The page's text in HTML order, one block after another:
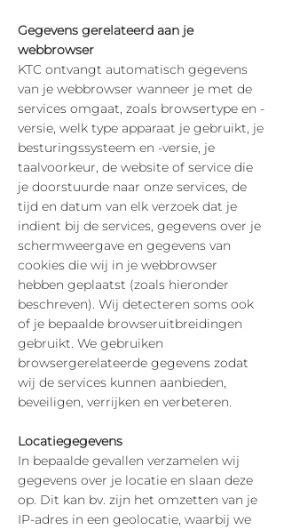
Gegevens gerelateerd aan je
webbrowser
KTC ontvangt automatisch gegevens
van je webbrowser wanneer je met de
services omgaat, zoals browsertype en -
versie, welk type apparaat je gebruikt, je
besturingssysteem en -versie, je
taalvoorkeur, de website of service die
je doorstuurde naar onze services, de
tijd en datum van elk verzoek dat je
indient bij de services, gegevens over je
schermweergave en gegevens van
cookies die wij in je webbrowser
hebben geplaatst (zoals hieronder
beschreven). Wij detecteren soms ook
of je bepaalde browseruitbreidingen
gebruikt. We gebruiken
browsergerelateerde gegevens zodat
wij de services kunnen aanbieden,
beveiligen, verrijken en verbeteren.
Locatiegegevens
In bepaalde gevallen verzamelen wij
gegevens over je locatie en slaan deze
op. Dit kan bv. zijn het omzetten van je
IP-adres in een geolocatie, waarbij we